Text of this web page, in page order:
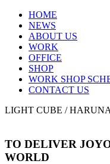
HOME
NEWS
ABOUT US
WORK
OFFICE
SHOP
WORK SHOP
CONTACT US
LIGHT CUBE /
TO DELIVER
WORLD